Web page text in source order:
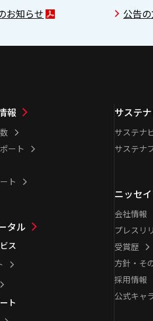
お知らせ 公告
報
ート
ト
タル
ス
ト
サステ
サステナ
サステナ
ニッセ
会社情報
プレスリ
受賞歴
方針・そ
採用情報
公式キャ